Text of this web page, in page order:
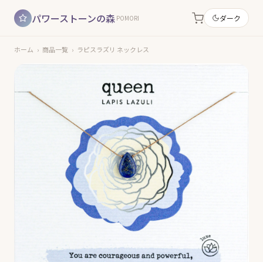
パワーストーンの森 POMORI ダーク
ホーム › 商品一覧 › ラピスラズリ ネックレス